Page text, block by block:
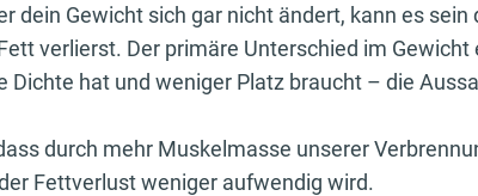
dein Gewicht sich gar nicht ändert, kann es sein
verlierst. Der primäre Unterschied im Gewicht
Dichte hat und weniger Platz braucht – die
durch mehr Muskelmasse unserer
Fettverlust weniger aufwendig wird.